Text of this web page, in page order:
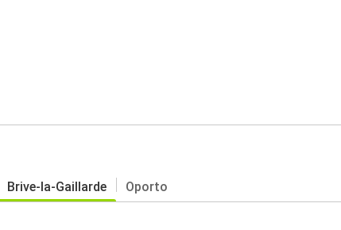
Brive-la-Gaillarde Oporto